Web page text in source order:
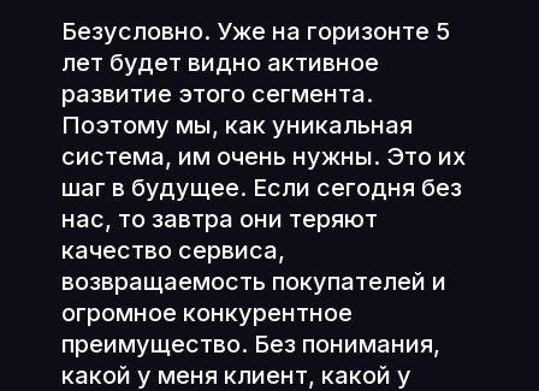
Безусловно. Уже на горизонте 5
лет будет видно активное
развитие этого сегмента.
Поэтому мы, как уникальная
система, им очень нужны. Это их
шаг в будущее. Если сегодня без
нас, то завтра они теряют
качество сервиса,
возвращаемость покупателей и
огромное конкурентное
преимущество. Без понимания,
какой у меня клиент, какой у